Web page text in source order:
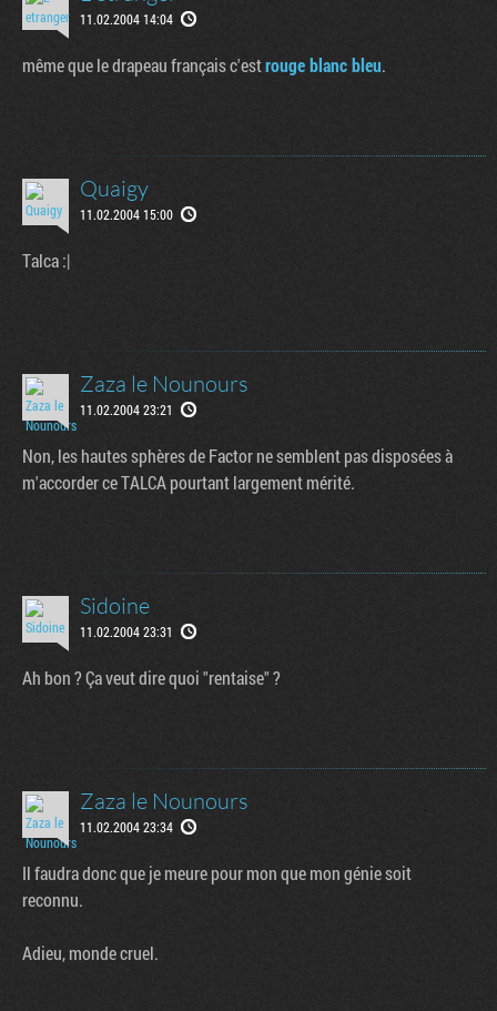
11.02.2004 14:04
même que le drapeau français c'estrouge blanc bleu.
Quaigy
11.02.2004 15:00
Talca :|
Zaza le Nounours
11.02.2004 23:21
Non, les hautes sphères de Factor ne semblent pas disposées à
m'accorder ce TALCA pourtant largement mérité.
Sidoine
11.02.2004 23:31
Ah bon ? Ça veut dire quoi "rentaise" ?
Zaza le Nounours
11.02.2004 23:34
Il faudra donc que je meure pour mon que mon génie soit
reconnu.
Adieu, monde cruel.